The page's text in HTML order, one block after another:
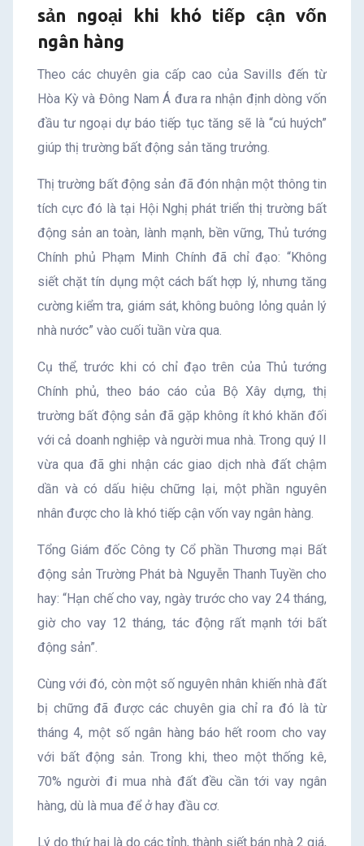
sản ngoại khi khó tiếp cận vốn
ngân hàng
Theo các chuyên gia cấp cao của Savills đến từ
Hòa Kỳ và Đông Nam Á đưa ra nhận định dòng vốn
đầu tư ngoại dự báo tiếp tục tăng sẽ là “cú huých”
giúp thị trường bất động sản tăng trưởng.
Thị trường bất động sản đã đón nhận một thông tin
tích cực đó là tại Hội Nghị phát triển thị trường bất
động sản an toàn, lành mạnh, bền vững, Thủ tướng
Chính phủ Phạm Minh Chính đã chỉ đạo: “Không
siết chặt tín dụng một cách bất hợp lý, nhưng tăng
cường kiểm tra, giám sát, không buông lỏng quản lý
nhà nước” vào cuối tuần vừa qua.
Cụ thể, trước khi có chỉ đạo trên của Thủ tướng
Chính phủ, theo báo cáo của Bộ Xây dựng, thị
trường bất động sản đã gặp không ít khó khăn đối
với cả doanh nghiệp và người mua nhà. Trong quý II
vừa qua đã ghi nhận các giao dịch nhà đất chậm
dần và có dấu hiệu chững lại, một phần nguyên
nhân được cho là khó tiếp cận vốn vay ngân hàng.
Tổng Giám đốc Công ty Cổ phần Thương mại Bất
động sản Trường Phát bà Nguyễn Thanh Tuyền cho
hay: “Hạn chế cho vay, ngày trước cho vay 24 tháng,
giờ cho vay 12 tháng, tác động rất mạnh tới bất
động sản”.
Cùng với đó, còn một số nguyên nhân khiến nhà đất
bị chững đã được các chuyên gia chỉ ra đó là từ
tháng 4, một số ngân hàng báo hết room cho vay
với bất động sản. Trong khi, theo một thống kê,
70% người đi mua nhà đất đều cần tới vay ngân
hàng, dù là mua để ở hay đầu cơ.
Lý do thứ hai là do các tỉnh, thành siết bán nhà 2 giá,